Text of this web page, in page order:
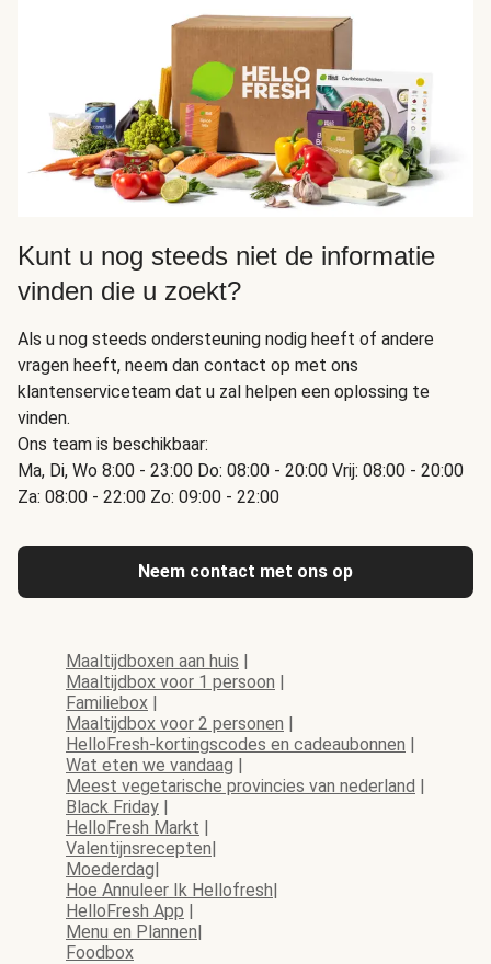
Kunt u nog steeds niet de informatie
vinden die u zoekt?
Als u nog steeds ondersteuning nodig heeft of andere
vragen heeft, neem dan contact op met ons
klantenserviceteam dat u zal helpen een oplossing te
vinden.
Ons team is beschikbaar:
Ma, Di, Wo 8:00 - 23:00 Do: 08:00 - 20:00 Vrij: 08:00 - 20:00
Za: 08:00 - 22:00 Zo: 09:00 - 22:00
Neem contact met ons op
Maaltijdboxen aan huis |
Maaltijdbox voor 1 persoon |
Familiebox |
Maaltijdbox voor 2 personen |
HelloFresh-kortingscodes en cadeaubonnen |
Wat eten we vandaag |
Meest vegetarische provincies van nederland |
Black Friday |
HelloFresh Markt |
Valentijnsrecepten|
Moederdag|
Hoe Annuleer Ik Hellofresh|
HelloFresh App |
Menu en Plannen|
Foodbox